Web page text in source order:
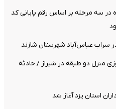
در سه مرحله بر اساس رقم پایانی کد
منزل دو طبقه در شیراز / حادثه
استان یزد آغاز شد